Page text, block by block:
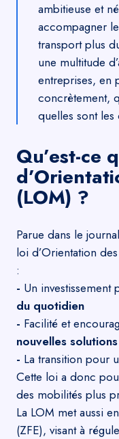
ambitieuse et
accompagner
transport plus
une multitude
entreprises, en
concrètement,
quelles sont les
Qu’est-ce
(LOM) ?
Parue dans le
loi d’Orientation
:
- Un investissement
du quotidien
- Facilité et
nouvelles
- La transition pour
Cette loi a donc
des mobilités plus
La LOM met aussi
(ZFE), visant à